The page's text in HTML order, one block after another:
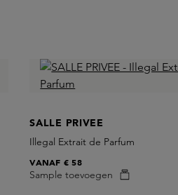
SALLE PRIVEE
Illegal Extrait de Parfum
Sample toevoegen
VANAF € 58